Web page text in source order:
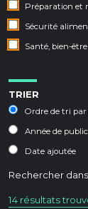
Préparation et
Sécurité
Santé, bien-
TRIER
Ordre de tri
Année de
Date ajoutée
Rechercher dans
14 résultats